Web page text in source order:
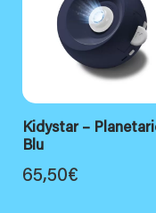
Kidystar –
Blu
65,50€